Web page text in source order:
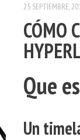
25 SEPTIEMBRE,
CÓMO
Que
Un